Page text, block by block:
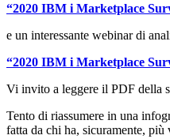
“2020 IBM i Marketplace
e un interessante webinar di
“2020 IBM i Marketplace
Vi invito a leggere il PDF della
Tento di riassumere in una
fatta da chi ha, sicuramente,